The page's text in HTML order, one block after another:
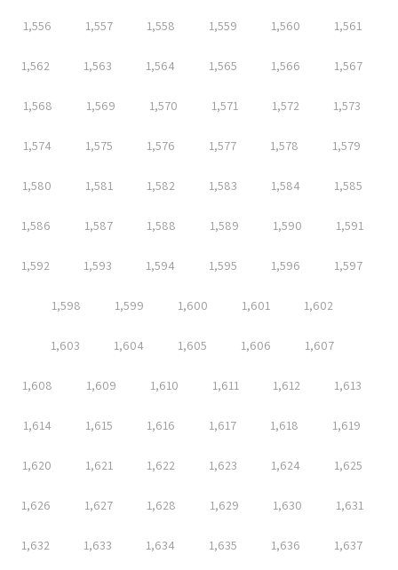
1,556 1,557 1,558 1,559 1,560 1,561
1,562 1,563 1,564 1,565 1,566 1,567
1,568 1,569 1,570 1,571 1,572 1,573
1,574 1,575 1,576 1,577 1,578 1,579
1,580 1,581 1,582 1,583 1,584 1,585
1,586 1,587 1,588 1,589 1,590 1,591
1,592 1,593 1,594 1,595 1,596 1,597
1,598 1,599 1,600 1,601 1,602
1,603 1,604 1,605 1,606 1,607
1,608 1,609 1,610 1,611 1,612 1,613
1,614 1,615 1,616 1,617 1,618 1,619
1,620 1,621 1,622 1,623 1,624 1,625
1,626 1,627 1,628 1,629 1,630 1,631
1,632 1,633 1,634 1,635 1,636 1,637